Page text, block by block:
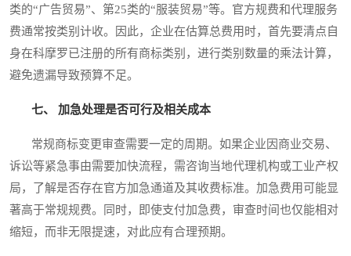
类的“广告贸易”、第25类的“服装贸易”等。官方规费和代理服务
费通常按类别计收。因此，企业在估算总费用时，首先要清点自
身在科摩罗已注册的所有商标类别，进行类别数量的乘法计算，
避免遗漏导致预算不足。
七、 加急处理是否可行及相关成本
常规商标变更审查需要一定的周期。如果企业因商业交易、
诉讼等紧急事由需要加快流程，需咨询当地代理机构或工业产权
局，了解是否存在官方加急通道及其收费标准。加急费用可能显
著高于常规规费。同时，即使支付加急费，审查时间也仅能相对
缩短，而非无限提速，对此应有合理预期。